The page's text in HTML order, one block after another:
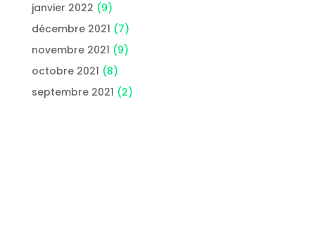
janvier 2022 (9)
décembre 2021 (7)
novembre 2021 (9)
octobre 2021 (8)
septembre 2021 (2)